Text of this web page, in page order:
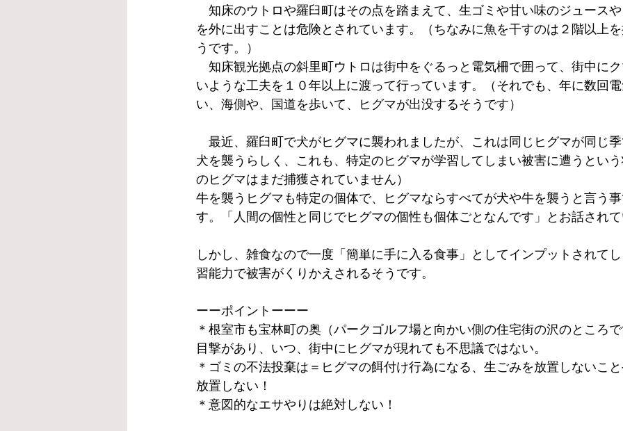
知床のウトロや羅臼町はその点を踏まえて、生ゴミや甘い味のジュース
を外に出すことは危険とされています。（ちなみに魚を干すのは２階以上
うです。）
知床観光拠点の斜里町ウトロは街中をぐるっと電気柵で囲って、街中に
いような工夫を１０年以上に渡って行っています。（それでも、年に数回
い、海側や、国道を歩いて、ヒグマが出没するそうです）
最近、羅臼町で犬がヒグマに襲われましたが、これは同じヒグマが同じ
犬を襲うらしく、これも、特定のヒグマが学習してしまい被害に遭うとい
のヒグマはまだ捕獲されていません）
牛を襲うヒグマも特定の個体で、ヒグマならすべてが犬や牛を襲うと言う
す。「人間の個性と同じでヒグマの個性も個体ごとなんです」とお話され
しかし、雑食なので一度「簡単に手に入る食事」としてインプットされて
習能力で被害がくりかえされるそうです。
ーーポイントーーー
＊根室市も宝林町の奥（パークゴルフ場と向かい側の住宅街の沢のところ
目撃があり、いつ、街中にヒグマが現れても不思議ではない。
＊ゴミの不法投棄は＝ヒグマの餌付け行為になる、生ごみを放置しないこ
放置しない！
＊意図的なエサやりは絶対しない！